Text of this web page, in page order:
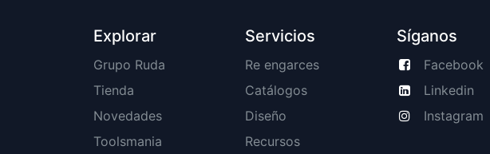
Explorar
Grupo Ruda
Tienda
Novedades
Toolsmania
Servicios
Re engarces
Catálogos
Diseño
Recursos
Síganos
Facebook
Linkedin
Instagram